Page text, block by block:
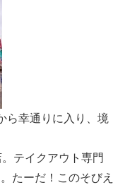
ら幸通りに入り、境
テイクアウト専門
たーだ！このそびえ